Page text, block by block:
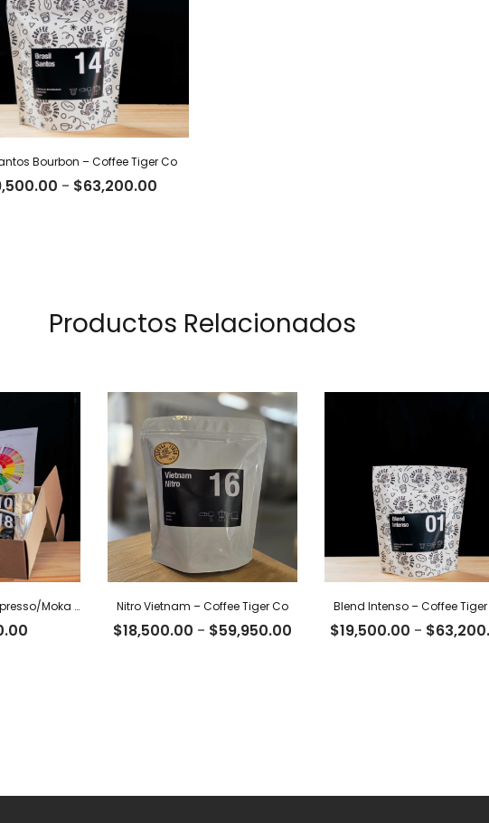
Bourbon – Coffee Tiger Co
- $63,200.00Rango
Productos Relacionados
Box Degustación Espresso/Moka – 400 g Nitro Vietnam – Coffee Tiger Co
$18,500.00 - $59,950.00 Rango
Blend Intenso – Coffee
$19,500.00 - $